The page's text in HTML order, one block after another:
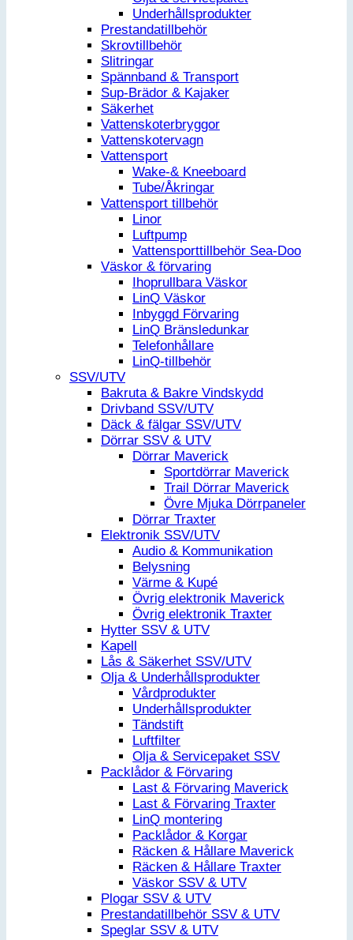
Underhållsprodukter
Prestandatillbehör
Skrovtillbehör
Slitringar
Spännband & Transport
Sup-Brädor & Kajaker
Säkerhet
Vattenskoterbryggor
Vattenskotervagn
Vattensport
Wake-& Kneeboard
Tube/Åkringar
Vattensport tillbehör
Linor
Luftpump
Vattensporttillbehör Sea-Doo
Väskor & förvaring
Ihoprullbara Väskor
LinQ Väskor
Inbyggd Förvaring
LinQ Bränsledunkar
Telefonhållare
LinQ-tillbehör
SSV/UTV
Bakruta & Bakre Vindskydd
Drivband SSV/UTV
Däck & fälgar SSV/UTV
Dörrar SSV & UTV
Dörrar Maverick
Sportdörrar Maverick
Trail Dörrar Maverick
Övre Mjuka Dörrpaneler
Dörrar Traxter
Elektronik SSV/UTV
Audio & Kommunikation
Belysning
Värme & Kupé
Övrig elektronik Maverick
Övrig elektronik Traxter
Hytter SSV & UTV
Kapell
Lås & Säkerhet SSV/UTV
Olja & Underhållsprodukter
Vårdprodukter
Underhållsprodukter
Tändstift
Luftfilter
Olja & Servicepaket SSV
Packlådor & Förvaring
Last & Förvaring Maverick
Last & Förvaring Traxter
LinQ montering
Packlådor & Korgar
Räcken & Hållare Maverick
Räcken & Hållare Traxter
Väskor SSV & UTV
Plogar SSV & UTV
Prestandatillbehör SSV & UTV
Speglar SSV & UTV